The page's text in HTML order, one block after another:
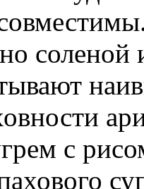
соленой
с